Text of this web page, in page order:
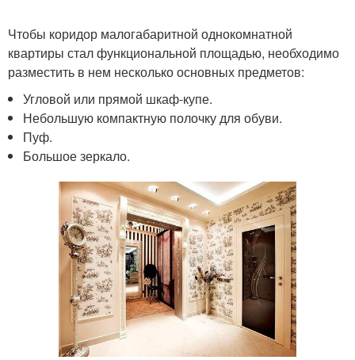
Чтобы коридор малогабаритной однокомнатной
квартиры стал функциональной площадью, необходимо
разместить в нем несколько основных предметов:
Угловой или прямой шкаф-купе.
Небольшую компактную полочку для обуви.
Пуф.
Большое зеркало.